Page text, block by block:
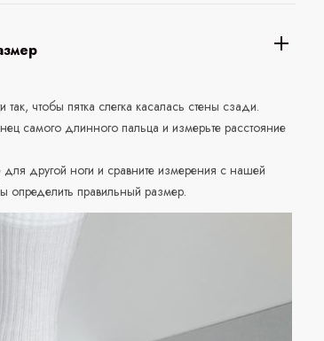
так, чтобы пятка слегка касалась стены сзади.
самого длинного пальца и измерьте расстояние
другой ноги и сравните измерения с нашей
определить правильный размер.